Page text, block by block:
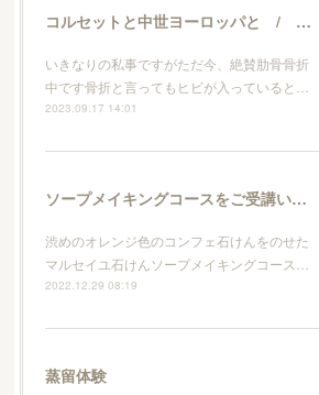
コルセットと中世ヨーロッパと / ネロリ
いきなりの私事ですがただ今、絶賛肋骨骨折
中です骨折と言ってもヒビが入っていると…
2023.09.17 14:01
ソープメイキングコースをご受講いただいての感想など
渋めのオレンジ色のコンフェ石けんをのせた
マルセイユ石けんソープメイキングコース…
2022.12.29 08:19
蒸留体験